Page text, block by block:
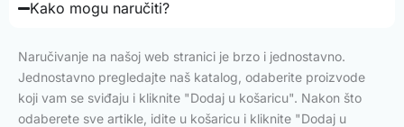
Kako mogu naručiti?
Naručivanje na našoj web stranici je brzo i jednostavno.
Jednostavno pregledajte naš katalog, odaberite proizvode
koji vam se sviđaju i kliknite "Dodaj u košaricu". Nakon što
odaberete sve artikle, idite u košaricu i kliknite "Dodaj u